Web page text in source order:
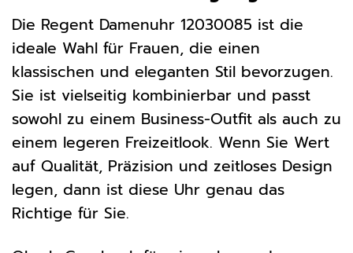
Die Regent Damenuhr 12030085 ist die
ideale Wahl für Frauen, die einen
klassischen und eleganten Stil bevorzugen.
Sie ist vielseitig kombinierbar und passt
sowohl zu einem Business-Outfit als auch zu
einem legeren Freizeitlook. Wenn Sie Wert
auf Qualität, Präzision und zeitloses Design
legen, dann ist diese Uhr genau das
Richtige für Sie.